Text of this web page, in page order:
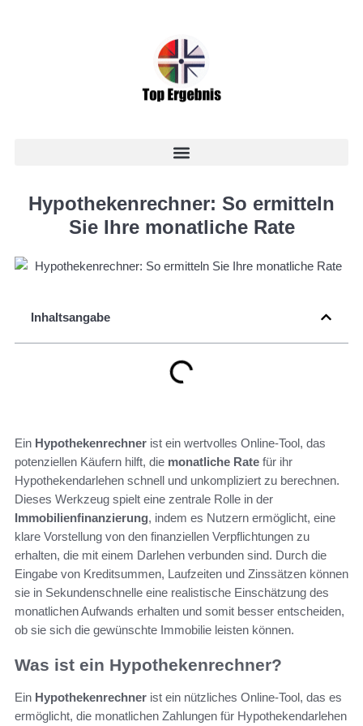
Hypothekenrechner: So ermitteln
Sie Ihre monatliche Rate
Inhaltsangabe
Ein Hypothekenrechner ist ein wertvolles Online-Tool, das
potenziellen Käufern hilft, die monatliche Rate für ihr
Hypothekendarlehen schnell und unkompliziert zu berechnen.
Dieses Werkzeug spielt eine zentrale Rolle in der
Immobilienfinanzierung, indem es Nutzern ermöglicht, eine
klare Vorstellung von den finanziellen Verpflichtungen zu
erhalten, die mit einem Darlehen verbunden sind. Durch die
Eingabe von Kreditsummen, Laufzeiten und Zinssätzen können
sie in Sekundenschnelle eine realistische Einschätzung des
monatlichen Aufwands erhalten und somit besser entscheiden,
ob sie sich die gewünschte Immobilie leisten können.
Was ist ein Hypothekenrechner?
Ein Hypothekenrechner ist ein nützliches Online-Tool, das es
ermöglicht, die monatlichen Zahlungen für Hypothekendarlehen